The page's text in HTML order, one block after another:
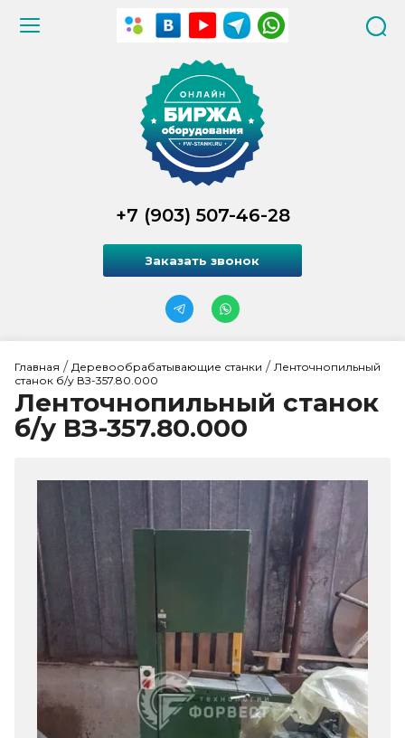
+7 (903) 507-46-28
Заказать звонок
Главная / Деревообрабатывающие станки / Ленточнопильный
станок б/у ВЗ-357.80.000
Ленточнопильный станок
б/у ВЗ-357.80.000